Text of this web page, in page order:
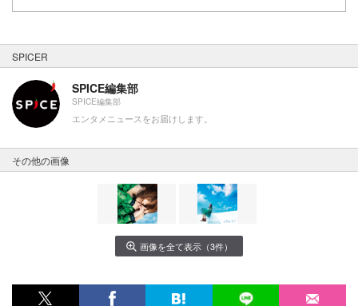
SPICER
SPICE編集部
SPICE編集部
エンタメニュースをお届けします。
その他の画像
画像を全て表示（3件）